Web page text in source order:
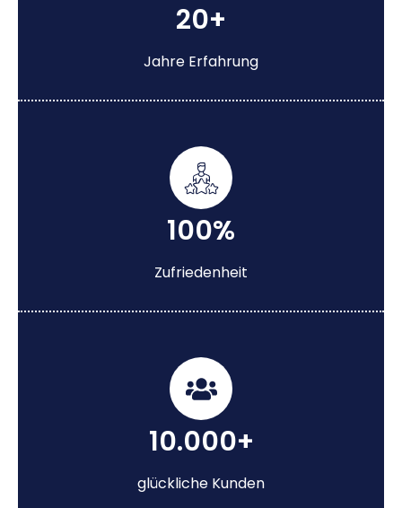
20+
Jahre Erfahrung
100%
Zufriedenheit
10.000+
glückliche Kunden